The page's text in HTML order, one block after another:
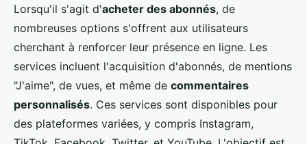
Lorsqu'il s'agit d'acheter des abonnés, de
nombreuses options s'offrent aux utilisateurs
cherchant à renforcer leur présence en ligne. Les
services incluent l'acquisition d'abonnés, de mentions
"J'aime", de vues, et même de commentaires
personnalisés. Ces services sont disponibles pour
des plateformes variées, y compris Instagram,